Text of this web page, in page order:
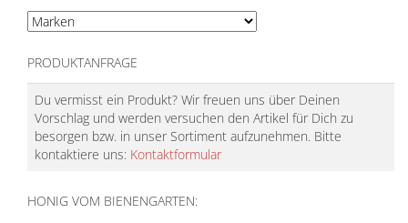
PRODUKTANFRAGE
Du vermisst ein Produkt? Wir freuen uns über Deinen
Vorschlag und werden versuchen den Artikel für Dich zu
besorgen bzw. in unser Sortiment aufzunehmen. Bitte
kontaktiere uns: Kontaktformular
HONIG VOM BIENENGARTEN: